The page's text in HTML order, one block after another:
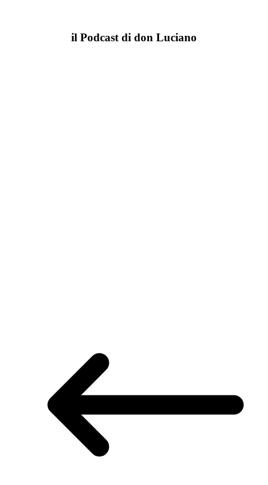
il Podcast di don Luciano